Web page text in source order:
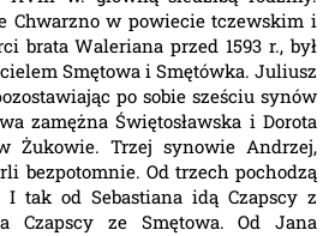
Chwarzno w powiecie tczewskim i
brata Waleriana przed 1593 r., był
Smętowa i Smętówka. Juliusz
po sobie sześciu synów
zamężna Świętosławska i Dorota
Żukowie. Trzej synowie Andrzej,
bezpotomnie. Od trzech pochodzą
tak od Sebastiana idą Czapscy z
Czapscy ze Smętowa. Od Jana